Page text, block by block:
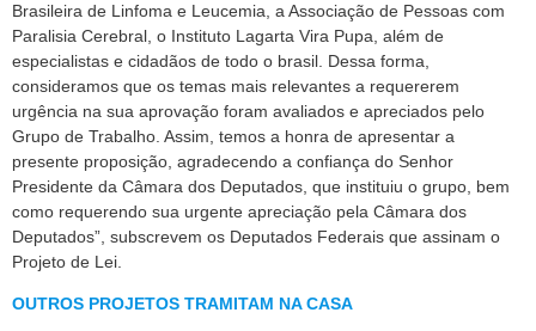
Brasileira de Linfoma e Leucemia, a Associação de Pessoas com
Paralisia Cerebral, o Instituto Lagarta Vira Pupa, além de
especialistas e cidadãos de todo o brasil. Dessa forma,
consideramos que os temas mais relevantes a requererem
urgência na sua aprovação foram avaliados e apreciados pelo
Grupo de Trabalho. Assim, temos a honra de apresentar a
presente proposição, agradecendo a confiança do Senhor
Presidente da Câmara dos Deputados, que instituiu o grupo, bem
como requerendo sua urgente apreciação pela Câmara dos
Deputados”, subscrevem os Deputados Federais que assinam o
Projeto de Lei.
OUTROS PROJETOS TRAMITAM NA CASA